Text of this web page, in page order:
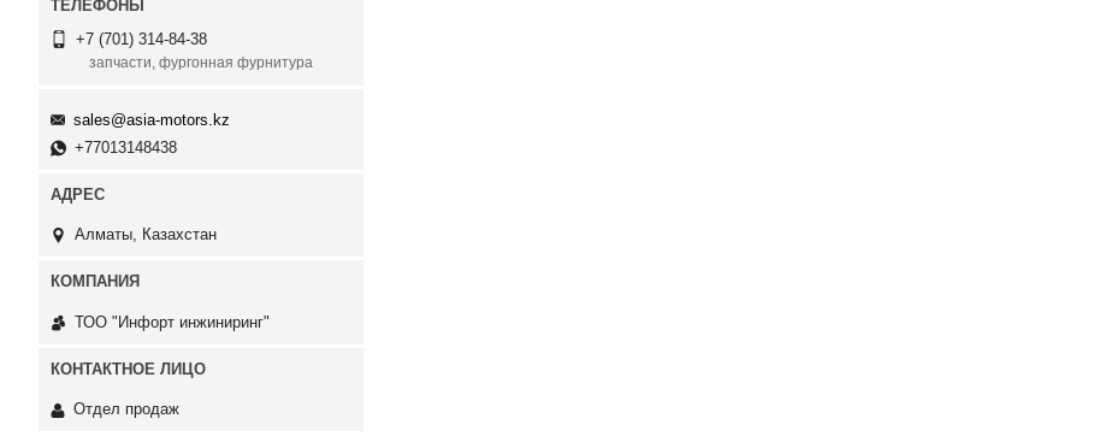
+7 (701) 314-84-38
запчасти, фургонная фурнитура
sales@asia-motors.kz
+77013148438
Алматы, Казахстан
ТОО "Инфорт инжиниринг"
Отдел продаж